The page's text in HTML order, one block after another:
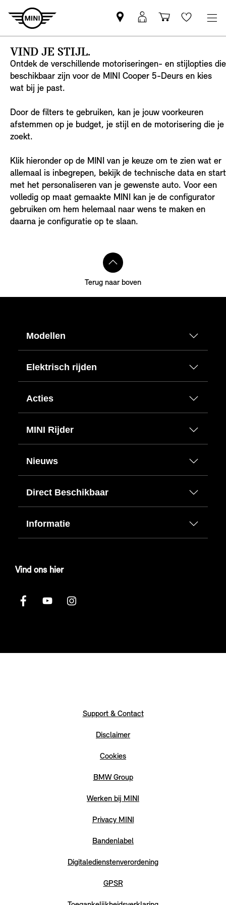
Vind
een
partner
MyMini
login
Wishlist
VIND JE STIJL.
Ontdek de verschillende motoriseringen- en stijlopties die
beschikbaar zijn voor de MINI Cooper 5-Deurs en kies
wat bij je past.
Door de filters te gebruiken, kan je jouw voorkeuren
afstemmen op je budget, je stijl en de motorisering die je
zoekt.
Klik hieronder op de MINI van je keuze om te zien wat er
allemaal is inbegrepen, bekijk de technische data en start
met het personaliseren van je gewenste auto. Voor een
volledig op maat gemaakte MINI kan je de configurator
gebruiken om hem helemaal naar wens te maken en
daarna je configuratie op te slaan.
Terug naar boven
Modellen
Elektrisch rijden
Acties
MINI Rijder
Nieuws
Direct Beschikbaar
Informatie
Vind ons hier
Support & Contact
Disclaimer
Cookies
BMW Group
Werken bij MINI
Privacy MINI
Bandenlabel
Digitaledienstenverordening
GPSR